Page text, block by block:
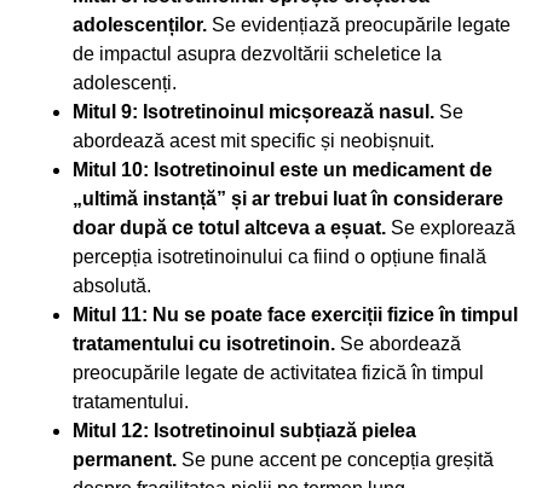
adolescenților. Se evidențiază preocupările legate
de impactul asupra dezvoltării scheletice la
adolescenți.
Mitul 9: Isotretinoinul micșorează nasul. Se
abordează acest mit specific și neobișnuit.
Mitul 10: Isotretinoinul este un medicament de
„ultimă instanță” și ar trebui luat în considerare
doar după ce totul altceva a eșuat. Se explorează
percepția isotretinoinului ca fiind o opțiune finală
absolută.
Mitul 11: Nu se poate face exerciții fizice în timpul
tratamentului cu isotretinoin. Se abordează
preocupările legate de activitatea fizică în timpul
tratamentului.
Mitul 12: Isotretinoinul subțiază pielea
permanent. Se pune accent pe concepția greșită